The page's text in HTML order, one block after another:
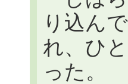
り込ん
れ、ひ
った。